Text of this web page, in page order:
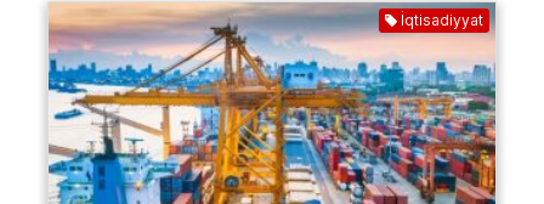
İqtisadiyyat